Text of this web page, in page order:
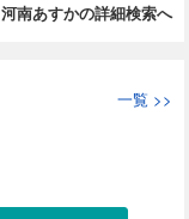
河南あすかの詳細検索へ
一覧 >>